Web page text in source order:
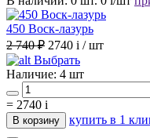
450 Воск-лазурь
2 740 ₽ 2740 i / шт
Выбрать
Наличие: 4 шт
= 2740 i
В корзину купить в 1